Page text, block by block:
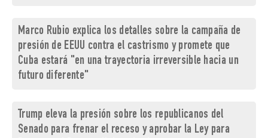
Marco Rubio explica los detalles sobre la campaña de
presión de EEUU contra el castrismo y promete que
Cuba estará "en una trayectoria irreversible hacia un
futuro diferente"
Trump eleva la presión sobre los republicanos del
Senado para frenar el receso y aprobar la Ley para